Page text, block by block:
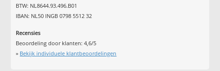
BTW: NL8644.93.496.B01
IBAN: NL50 INGB 0798 5512 32
Recensies
Beoordeling door klanten:4,6/5
» Bekijk individuele klantbeoordelingen